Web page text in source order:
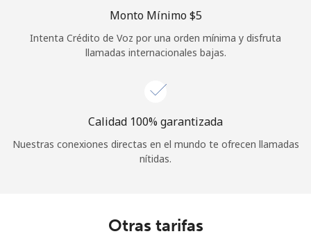
Monto Mínimo ⁦$5⁩
Intenta Crédito de Voz por una orden mínima y disfruta
llamadas internacionales bajas.
Calidad 100% garantizada
Nuestras conexiones directas en el mundo te ofrecen llamadas
nítidas.
Otras tarifas